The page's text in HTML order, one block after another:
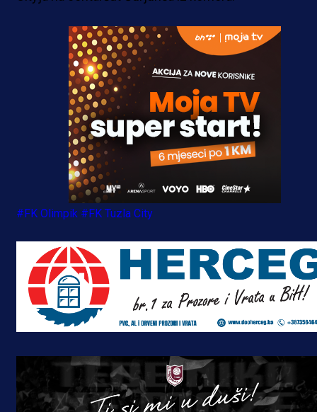
#FK Olimpik #FK Tuzla City